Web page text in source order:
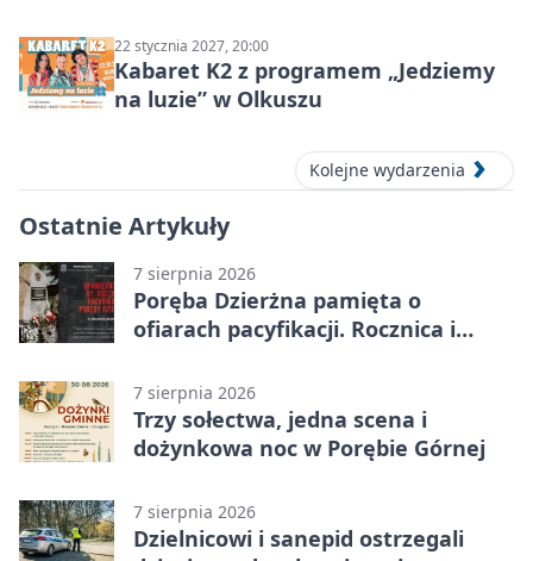
22 stycznia 2027, 20:00
Kabaret K2 z programem „Jedziemy
na luzie” w Olkuszu
Kolejne wydarzenia
Ostatnie Artykuły
7 sierpnia 2026
Poręba Dzierżna pamięta o
ofiarach pacyfikacji. Rocznica i
7 sierpnia 2026
Trzy sołectwa, jedna scena i
dożynkowa noc w Porębie Górnej
7 sierpnia 2026
Dzielnicowi i sanepid ostrzegali